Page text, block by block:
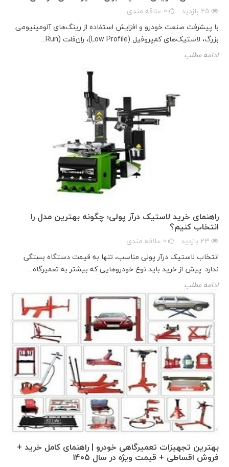
25 بازدید 0 علاقه مندی
با پیشرفت صنعت خودرو و افزایش استفاده از رینگ‌های آلومینیومی
بزرگ، لاستیک‌های کم‌پروفیل (Low Profile)، ران‌فلت (Run...
ادامه مطلب
راهنمای خرید لاستیک درآر پولی؛ چگونه بهترین مدل را
انتخاب کنیم؟
23 بازدید 0 علاقه مندی
انتخاب لاستیک درآر پولی مناسب، تنها به قیمت دستگاه بستگی
ندارد. پیش از خرید باید نوع خودروهایی که بیشتر به تعمیرگاه...
ادامه مطلب
بهترین تجهیزات تعمیرگاهی خودرو | راهنمای کامل خرید +
فروش اقساطی + قیمت ویژه در سال ۱۴۰۵